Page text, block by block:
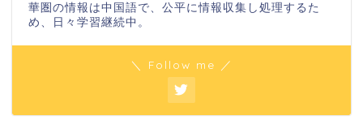
華圏の情報は中国語で、公平に情報収集し処理するた
め、日々学習継続中。
＼ Follow me ／